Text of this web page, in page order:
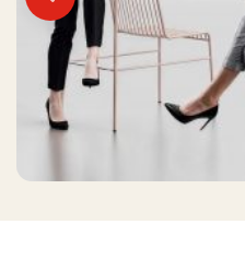
Previous